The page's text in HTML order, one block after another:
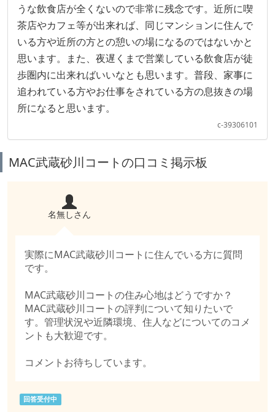
うな飲食店が全くないので非常に残念です。近所に喫
茶店やカフェ等が出来れば、同じマンションに住んで
いる方や近所の方との憩いの場になるのではないかと
思います。また、夜遅くまで営業している飲食店が徒
歩圏内に出来ればいいなとも思います。普段、家事に
追われている方やお仕事をされている方の息抜きの場
所になると思います。
c-39306101
MAC武蔵砂川コートの口コミ掲示板
名無しさん
実際にMAC武蔵砂川コートに住んでいる方に質問
です。
MAC武蔵砂川コートの住み心地はどうですか？
MAC武蔵砂川コートの評判について知りたいで
す。管理状況や近隣環境、住人などについてのコメ
ントも大歓迎です。
コメントお待ちしています。
回答受付中